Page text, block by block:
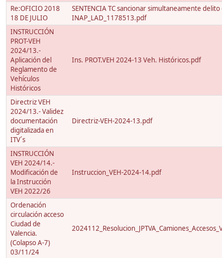
Re:OFICIO 2018
18 DE JULIO
SENTENCIA TC sancionar simultaneamente
INAP_LAD_1178513.pdf
INSTRUCCIÓN
PROT-VEH
2024/13.-
Aplicación del
Reglamento de
Vehículos
Históricos
Ins. PROT.VEH 2024-13 Veh. Históricos.pdf
Directriz VEH
2024/13.- Validez
documentación
digitalizada en
ITV´s
Directriz-VEH-2024-13.pdf
INSTRUCCIÓN
VEH 2024/14.-
Modificación de
la Instrucción
VEH 2022/26
Instruccion_VEH-2024-14.pdf
Ordenación
circulación acceso
Ciudad de
Valencia.
(Colapso A-7)
03/11/24